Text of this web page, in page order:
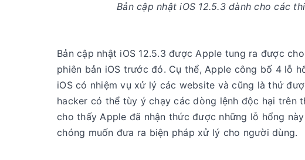
Bản cập nhật iOS 12.5.3 dành cho các
Bản cập nhật iOS 12.5.3 được Apple tung ra được
phiên bản iOS trước đó. Cụ thể, Apple công bố 4 lỗ
iOS có nhiệm vụ xử lý các website và cũng là thứ
hacker có thể tùy ý chạy các dòng lệnh độc hại trên
cho thấy Apple đã nhận thức được những lỗ hổng
chóng muốn đưa ra biện pháp xử lý cho người dùng.